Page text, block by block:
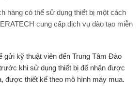
hàng có thể sử dụng thiết bị một cách
cung cấp dịch vụ đào tạo miễn
gửi kỹ thuật viên đến Trung Tâm Đào
khi sử dụng thiết bị để nhận được
được thiết kế theo mô hình máy mua.